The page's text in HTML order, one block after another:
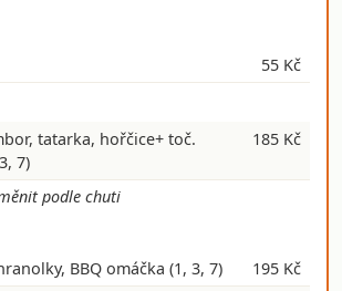
55 Kč
tatarka, hořčice+ toč.
7)
185 Kč
podle chuti
BBQ omáčka(1, 3, 7)
195 Kč